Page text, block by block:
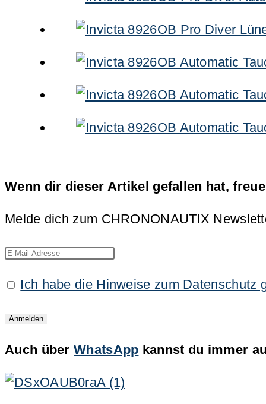
Wenn dir dieser Artikel gefallen hat,
Melde dich zum CHRONONAUTIX
Ich habe die Hinweise zum Datenschutz
Auch überWhatsApp kannst du immer